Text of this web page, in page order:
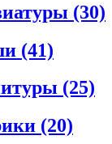
(30)
(41)
(25)
(20)